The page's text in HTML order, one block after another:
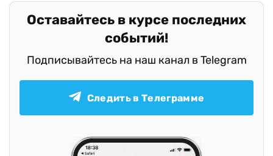
Оставайтесь в курсе последних
событий!
Подписывайтесь на наш канал в Telegram
Следить в Телеграмме